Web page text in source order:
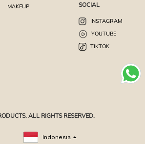
MAKEUP
SOCIAL
INSTAGRAM
YOUTUBE
TIKTOK
ALL RIGHTS RESERVED.
Indonesia